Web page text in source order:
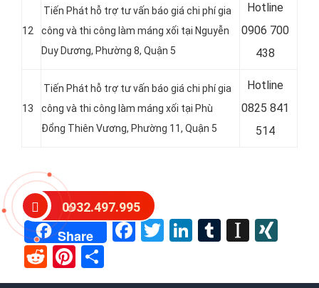
12
Tiến Phát hỗ trợ tư vấn báo giá chi phí gia
công và thi công làm máng xối tại Nguyễn
Duy Dương, Phường 8, Quận 5
Hotline
0906 700
438
13
Tiến Phát hỗ trợ tư vấn báo giá chi phí gia
công và thi công làm máng xối tại Phù
Đổng Thiên Vương, Phường 11, Quận 5
Hotline
0825 841
514
Post Views: 37
Share Facebook
TwitterLinkedIn
Tumblr
RedditPinterest
0932.497.995